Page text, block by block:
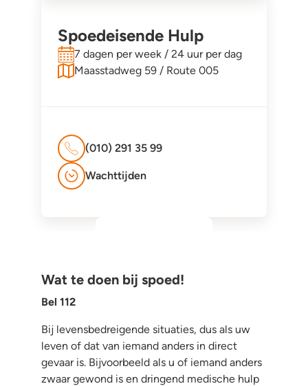
Spoedeisende Hulp
7 dagen per week / 24 uur per dag
Maasstadweg 59 / Route 005
(010) 291 35 99
Wachttijden
Wat te doen bij spoed!
Bel 112
Bij levensbedreigende situaties, dus als uw
leven of dat van iemand anders in direct
gevaar is. Bijvoorbeeld als u of iemand anders
zwaar gewond is en dringend medische hulp